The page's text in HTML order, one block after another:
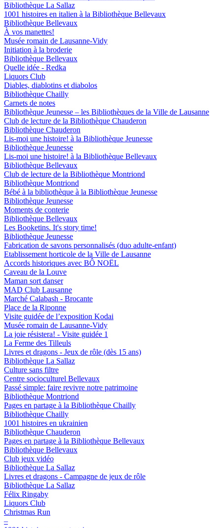
Bibliothèque La Sallaz
1001 histoires en italien à la Bibliothèque Bellevaux
Bibliothèque Bellevaux
À vos manettes!
Musée romain de Lausanne-Vidy
Initiation à la broderie
Bibliothèque Bellevaux
Quelle idée - Redka
Liquors Club
Diables, diablotins et diabolos
Bibliothèque Chailly
Carnets de notes
Bibliothèque Jeunesse – les Bibliothèques de la Ville de Lausanne
Club de lecture de la Bibliothèque Chauderon
Bibliothèque Chauderon
Lis-moi une histoire! à la Bibliothèque Jeunesse
Bibliothèque Jeunesse
Lis-moi une histoire! à la Bibliothèque Bellevaux
Bibliothèque Bellevaux
Club de lecture de la Bibliothèque Montriond
Bibliothèque Montriond
Bébé à la bibliothèque à la Bibliothèque Jeunesse
Bibliothèque Jeunesse
Moments de conterie
Bibliothèque Bellevaux
Les Booketins. It's story time!
Bibliothèque Jeunesse
Fabrication de savons personnalisés (duo adulte-enfant)
Etablissement horticole de la Ville de Lausanne
Accords historiques avec BÔ NOËL
Caveau de la Louve
Maman sort danser
MAD Club Lausanne
Marché Calabash - Brocante
Place de la Riponne
Visite guidée de l’exposition Kodai
Musée romain de Lausanne-Vidy
La joie résistera! - Visite guidée 1
La Ferme des Tilleuls
Livres et dragons - Jeux de rôle (dès 15 ans)
Bibliothèque La Sallaz
Culture sans filtre
Centre socioculturel Bellevaux
Passé simple: faire revivre notre patrimoine
Bibliothèque Montriond
Pages en partage à la Bibliothèque Chailly
Bibliothèque Chailly
1001 histoires en ukrainien
Bibliothèque Chauderon
Pages en partage à la Bibliothèque Bellevaux
Bibliothèque Bellevaux
Club jeux vidéo
Bibliothèque La Sallaz
Livres et dragons - Campagne de jeux de rôle
Bibliothèque La Sallaz
Félix Ringaby
Liquors Club
Christmas Run
–